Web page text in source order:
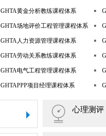
GHTA黄金分析教练课程体系
GHTA场地评价工程管理课程体系
GHTA人力资源管理课程体系
GHTA劳动关系教练课程体系
GHTA电气工程管理课程体系
GHTAPPP项目经理课程体系
心理测评